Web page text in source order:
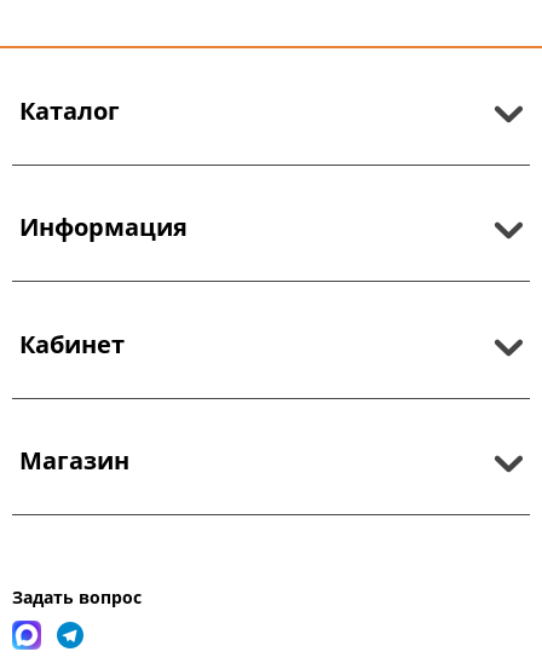
Каталог
Информация
Кабинет
Магазин
Задать вопрос